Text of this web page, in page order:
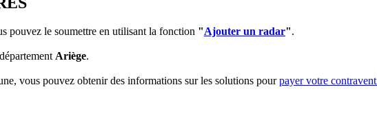
pouvez le soumettre en utilisant la fonction "Ajouter un radar".
Ariège.
vous pouvez obtenir des informations sur les solutions pourpayer votre